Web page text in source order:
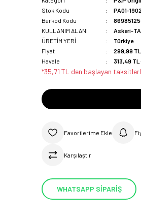
Stok Kodu
PA01-
Barkod Kodu
KULLANIM ALANI
Askeri-
ÜRETİM YERİ
Türkiye
Fiyat
299,99 TL
Havale
313,49
*35,71 TL den başlayan
Karşılaştır
WHATSAPP SİPARİŞ